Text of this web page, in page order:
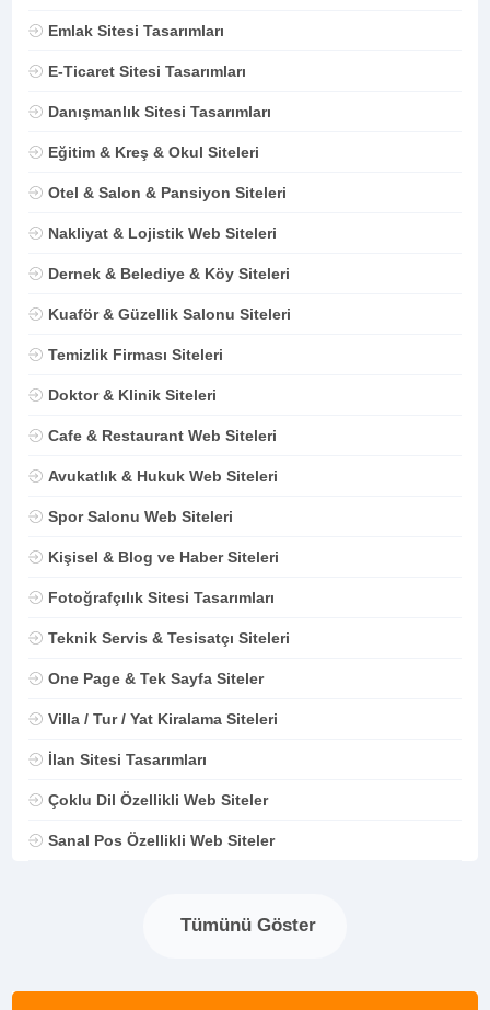
Emlak Sitesi Tasarımları
E-Ticaret Sitesi Tasarımları
Danışmanlık Sitesi Tasarımları
Eğitim & Kreş & Okul Siteleri
Otel & Salon & Pansiyon Siteleri
Nakliyat & Lojistik Web Siteleri
Dernek & Belediye & Köy Siteleri
Kuaför & Güzellik Salonu Siteleri
Temizlik Firması Siteleri
Doktor & Klinik Siteleri
Cafe & Restaurant Web Siteleri
Avukatlık & Hukuk Web Siteleri
Spor Salonu Web Siteleri
Kişisel & Blog ve Haber Siteleri
Fotoğrafçılık Sitesi Tasarımları
Teknik Servis & Tesisatçı Siteleri
One Page & Tek Sayfa Siteler
Villa / Tur / Yat Kiralama Siteleri
İlan Sitesi Tasarımları
Çoklu Dil Özellikli Web Siteler
Sanal Pos Özellikli Web Siteler
Tümünü Göster